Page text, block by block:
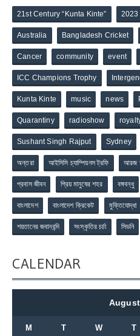
21st Century “Kunta Kinte” 2023
Australia Bangladesh Cricket
Cancer community event
ICC Champions Trophy
Kunta Kinte music news
Quarantiny radioshow
Sushant Singh Rajput Sydney
অন্তরা আইসিসি চ্যাম্পিয়নস ট্রফি আরজ
প্রবাস জীবন প্রিয় মানুষের শহর বঙ্গবন্ধু
বাংলাদেশ বাংলাদেশ ক্রিকেট মুক্তিযোদ্ধা
শয়তানের জবানবন্দি সংস্কৃতির চর্চা সিডনি
CALENDAR
M T W T